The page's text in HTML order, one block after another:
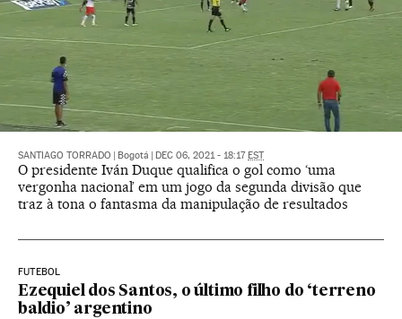
SANTIAGO TORRADO Bogotá DEC 06, 2021 - 18:17 EST
O presidente Iván Duque qualifica o gol como ‘uma
vergonha nacional’ em um jogo da segunda divisão que
traz à tona o fantasma da manipulação de resultados
FUTEBOL
Ezequiel dos Santos, o último filho do ‘terreno
baldio’ argentino